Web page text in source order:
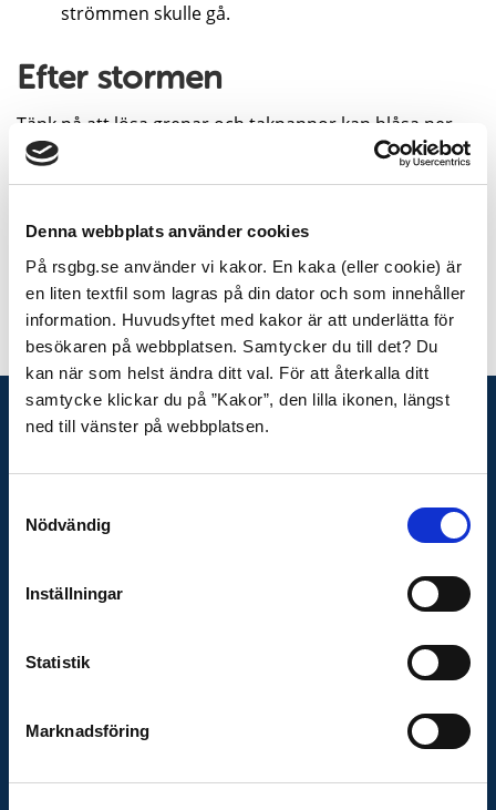
Denna webbplats använder cookies
På rsgbg.se använder vi kakor. En kaka (eller cookie) är
en liten textfil som lagras på din dator och som innehåller
information. Huvudsyftet med kakor är att underlätta för
besökaren på webbplatsen. Samtycker du till det? Du
kan när som helst ändra ditt val. För att återkalla ditt
samtycke klickar du på ”Kakor”, den lilla ikonen, längst
ned till vänster på webbplatsen.
Nödvändig
Inställningar
Statistik
Marknadsföring
strömmen skulle gå.
Efter stormen
Tänk på att lösa grenar och takpannor kan blåsa ner
även efter att vindarna har dragit vidare. Du som är
fastighetsägare bör se över hus och trädgård och
försäkringsbolag.
Senast uppdaterat:1 december, 2025, kl 13:06
KONTAKTA OSS
Telefon växel
Presskontakt
Räddningstjänsten
402 24 Göteborg
raddningstjansten@rsgbg.se
Organisationsnummer